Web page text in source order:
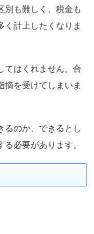
別も難しく、税金も
く計上したくなりま
てはくれません。合
摘を受けてしまいま
るのか、できるとし
必要があります。